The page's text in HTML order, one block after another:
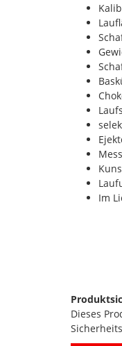
Im
Dieses